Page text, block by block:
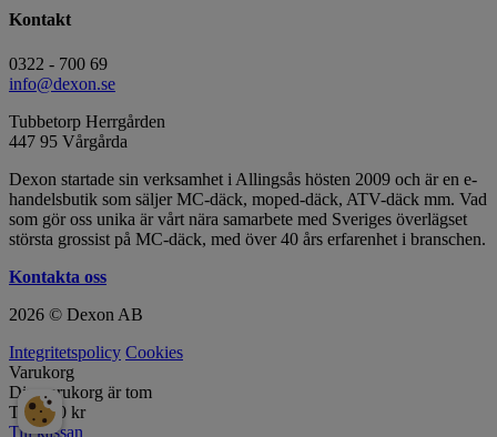
Kontakt
0322 - 700 69
info@dexon.se
Tubbetorp Herrgården
447 95 Vårgårda
Dexon startade sin verksamhet i Allingsås hösten 2009 och är en e-
handelsbutik som säljer MC-däck, moped-däck, ATV-däck mm. Vad
som gör oss unika är vårt nära samarbete med Sveriges överlägset
största grossist på MC-däck, med över 40 års erfarenhet i branschen.
Kontakta oss
2026 © Dexon AB
Integritetspolicy Cookies
Varukorg
Din varukorg är tom
Totalt: 0 kr
Till kassan